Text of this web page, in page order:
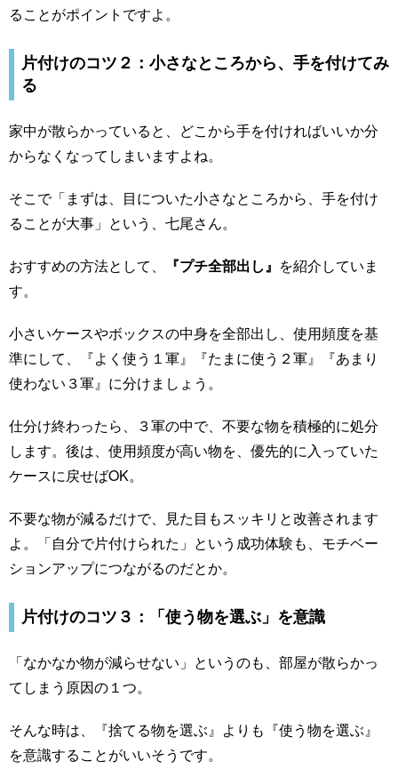
ることがポイントですよ。
片付けのコツ２：小さなところから、手を付けてみ
る
家中が散らかっていると、どこから手を付ければいいか分
からなくなってしまいますよね。
そこで「まずは、目についた小さなところから、手を付け
ることが大事」という、七尾さん。
おすすめの方法として、 『プチ全部出し』 を紹介していま
す。
小さいケースやボックスの中身を全部出し、使用頻度を基
準にして、『よく使う１軍』『たまに使う２軍』『あまり
使わない３軍』に分けましょう。
仕分け終わったら、３軍の中で、不要な物を積極的に処分
します。後は、使用頻度が高い物を、優先的に入っていた
ケースに戻せばOK。
不要な物が減るだけで、見た目もスッキリと改善されます
よ。「自分で片付けられた」という成功体験も、モチベー
ションアップにつながるのだとか。
片付けのコツ３：「使う物を選ぶ」を意識
「なかなか物が減らせない」というのも、部屋が散らかっ
てしまう原因の１つ。
そんな時は、『捨てる物を選ぶ』よりも『使う物を選ぶ』
を意識することがいいそうです。